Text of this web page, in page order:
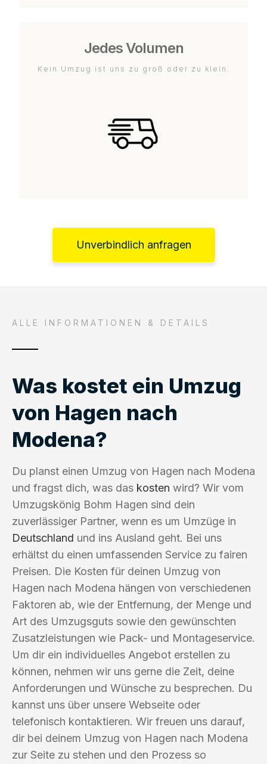
Jedes Volumen
Kein Umzug ist uns zu groß oder zu klein.
Unverbindlich anfragen
ALLE INFORMATIONEN & DETAILS
Was kostet ein Umzug
von Hagen nach
Modena?
Du planst einen Umzug von Hagen nach Modena
und fragst dich, was das kosten wird? Wir vom
Umzugskönig Bohm Hagen sind dein
zuverlässiger Partner, wenn es um Umzüge in
Deutschland und ins Ausland geht. Bei uns
erhältst du einen umfassenden Service zu fairen
Preisen. Die Kosten für deinen Umzug von
Hagen nach Modena hängen von verschiedenen
Faktoren ab, wie der Entfernung, der Menge und
Art des Umzugsguts sowie den gewünschten
Zusatzleistungen wie Pack- und Montageservice.
Um dir ein individuelles Angebot erstellen zu
können, nehmen wir uns gerne die Zeit, deine
Anforderungen und Wünsche zu besprechen. Du
kannst uns über unsere Webseite oder
telefonisch kontaktieren. Wir freuen uns darauf,
dir bei deinem Umzug von Hagen nach Modena
zur Seite zu stehen und den Prozess so